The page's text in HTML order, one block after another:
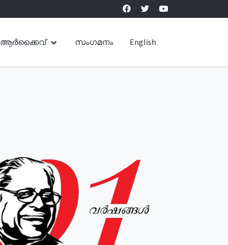
ആർക്കൈവ് സംഗമനം English